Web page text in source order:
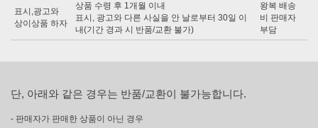
표시,광고와
상이상품 하자
상품 수령 후 1개월 이내
표시, 광고와 다른 사실을 안 날로부터 30일 이
내(기간 경과 시 반품/교환 불가)
왕복 배송
비 판매자
부담
단, 아래와 같은 경우는 반품/교환이 불가능합니다.
- 판매자가 판매한 상품이 아닌 경우